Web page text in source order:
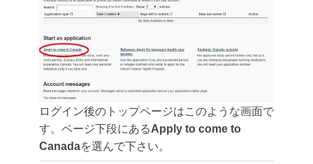
ログイン後のトップページはこのような画面で
す。ページ下段にあるApply to come to
Canadaを選んで下さい。